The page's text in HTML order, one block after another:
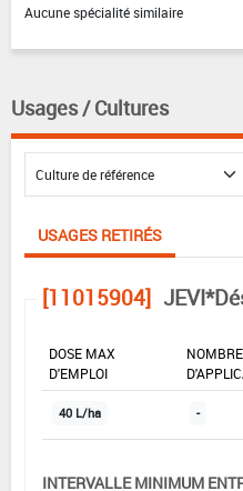
Aucune spécialité similaire
Usages / Cultures
USAGES RETIRÉS
[11015904]
DOSE MAX
D'EMPLOI
40 L/ha -
INTERVALLE MINIMUM